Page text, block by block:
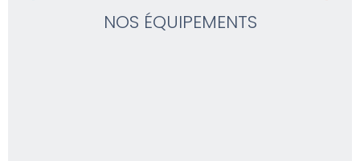
NOS ÉQUIPEMENTS